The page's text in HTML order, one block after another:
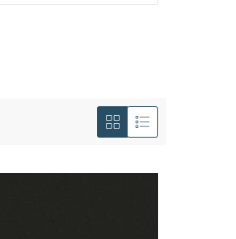
Anzeigen
als
ListeListe